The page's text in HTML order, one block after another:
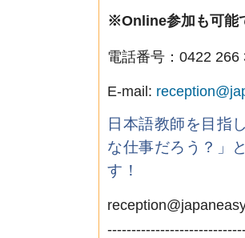
※Online参加も可能
電話番号：0422 266
E-mail:
日本語教師を目指
な仕事だろう？」
す！